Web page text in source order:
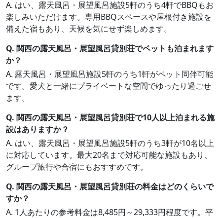
A. はい、露天風呂・展望風呂施設5軒のうち4軒でBBQもお
楽しみいただけます。専用BBQスペースや屋根付き施設を
備えた宿もあり、天候を気にせず楽しめます。
Q. 関西の露天風呂・展望風呂貸別荘でペットも泊まれます
か？
A. 露天風呂・展望風呂施設5軒のうち1軒がペット同伴可能
です。愛犬と一緒にプライベートな空間でゆったり過ごせ
ます。
Q. 関西の露天風呂・展望風呂貸別荘で10人以上泊まれる施
設はありますか？
A. はい、露天風呂・展望風呂施設5軒のうち3軒が10名以上
に対応しています。最大20名まで対応可能な施設もあり、
グループ旅行や合宿にもおすすめです。
Q. 関西の露天風呂・展望風呂貸別荘の料金はどのくらいで
すか？
A. 1人あたりの参考料金は8,485円～29,333円程度です。平